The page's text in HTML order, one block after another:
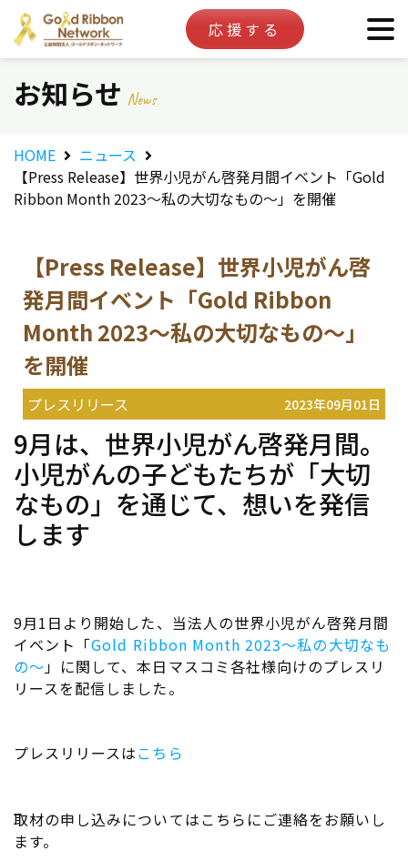
応援する
お知らせ News
HOME
ニュース
【Press Release】世界小児がん啓発月間イベント「Gold
Ribbon Month 2023～私の大切なもの～」を開催
【Press Release】世界小児がん啓
発月間イベント「Gold Ribbon
Month 2023～私の大切なもの～」
を開催
プレスリリース 2023年09月01日
9月は、世界小児がん啓発月間。
小児がんの子どもたちが「大切
なもの」を通じて、想いを発信
します
9月1日より開始した、当法人の世界小児がん啓発月間
イベント「Gold Ribbon Month 2023～私の大切なも
の～」に関して、本日マスコミ各社様向けのプレスリ
リースを配信しました。
プレスリリースはこちら
取材の申し込みについてはこちらにご連絡をお願いし
ます。